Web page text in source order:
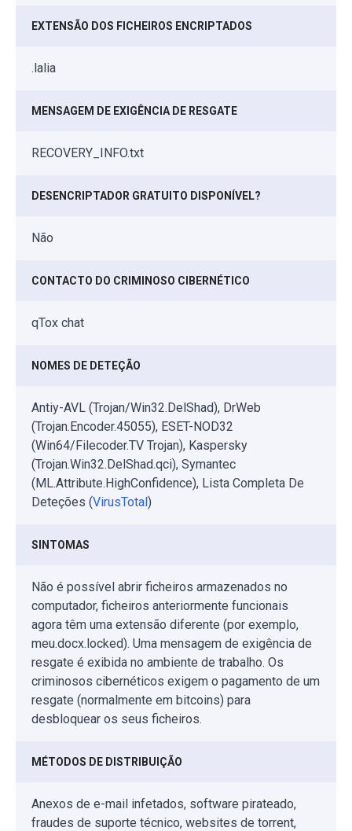
EXTENSÃO DOS FICHEIROS ENCRIPTADOS
.lalia
MENSAGEM DE EXIGÊNCIA DE RESGATE
RECOVERY_INFO.txt
DESENCRIPTADOR GRATUITO DISPONÍVEL?
Não
CONTACTO DO CRIMINOSO CIBERNÉTICO
qTox chat
NOMES DE DETEÇÃO
Antiy-AVL (Trojan/Win32.DelShad), DrWeb
(Trojan.Encoder.45055), ESET-NOD32
(Win64/Filecoder.TV Trojan), Kaspersky
(Trojan.Win32.DelShad.qci), Symantec
(ML.Attribute.HighConfidence), Lista Completa De
Deteções (VirusTotal)
SINTOMAS
Não é possível abrir ficheiros armazenados no
computador, ficheiros anteriormente funcionais
agora têm uma extensão diferente (por exemplo,
meu.docx.locked). Uma mensagem de exigência de
resgate é exibida no ambiente de trabalho. Os
criminosos cibernéticos exigem o pagamento de um
resgate (normalmente em bitcoins) para
desbloquear os seus ficheiros.
MÉTODOS DE DISTRIBUIÇÃO
Anexos de e-mail infetados, software pirateado,
fraudes de suporte técnico, websites de torrent,